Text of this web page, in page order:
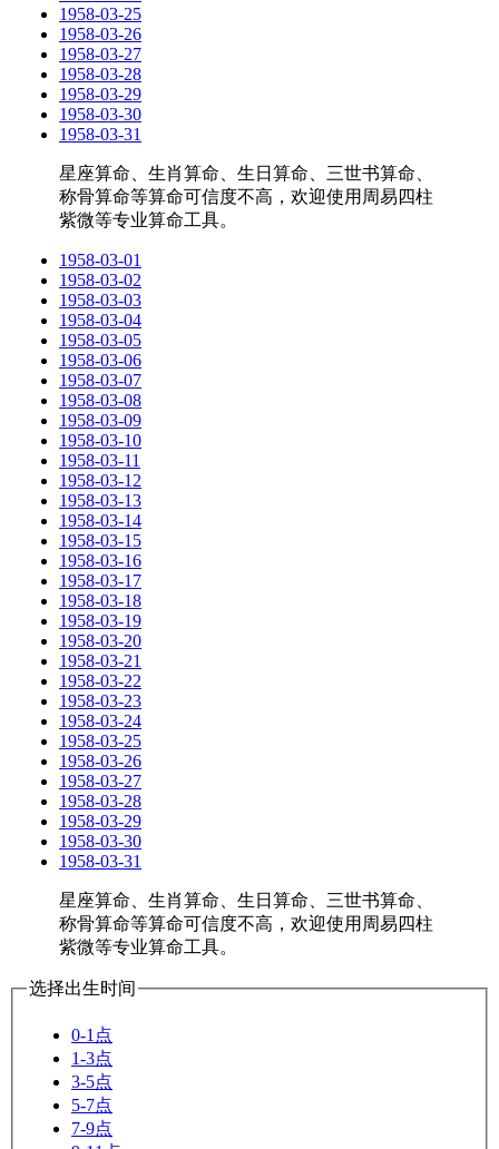
1958-03-25
1958-03-26
1958-03-27
1958-03-28
1958-03-29
1958-03-30
1958-03-31
星座算命、生肖算命、生日算命、三世书算命、
称骨算命等算命可信度不高，欢迎使用周易四柱
紫微等专业算命工具。
1958-03-01
1958-03-02
1958-03-03
1958-03-04
1958-03-05
1958-03-06
1958-03-07
1958-03-08
1958-03-09
1958-03-10
1958-03-11
1958-03-12
1958-03-13
1958-03-14
1958-03-15
1958-03-16
1958-03-17
1958-03-18
1958-03-19
1958-03-20
1958-03-21
1958-03-22
1958-03-23
1958-03-24
1958-03-25
1958-03-26
1958-03-27
1958-03-28
1958-03-29
1958-03-30
1958-03-31
星座算命、生肖算命、生日算命、三世书算命、
称骨算命等算命可信度不高，欢迎使用周易四柱
紫微等专业算命工具。
选择出生时间
0-1点
1-3点
3-5点
5-7点
7-9点